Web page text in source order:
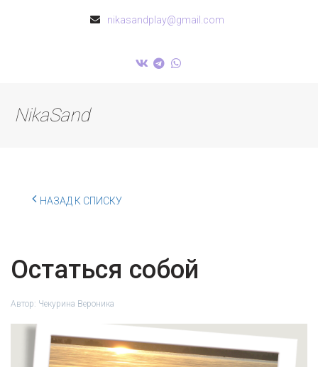
nikasandplay@gmail.com
NikaSand
НАЗАД К СПИСКУ
Остаться собой
Автор: Чекурина Вероника